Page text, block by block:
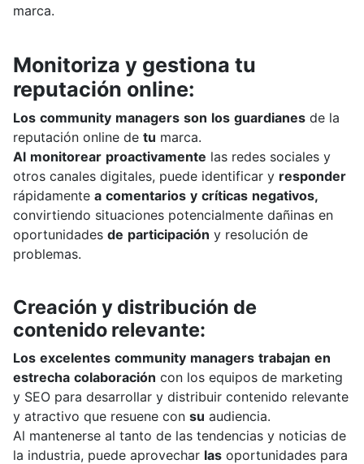
marca.
Monitoriza y gestiona tu
reputación online:
Los community managers son los guardianes de la
reputación online de tu marca.
Al monitorear proactivamente las redes sociales y
otros canales digitales, puede identificar y responder
rápidamente a comentarios y críticas negativos,
convirtiendo situaciones potencialmente dañinas en
oportunidades de participación y resolución de
problemas.
Creación y distribución de
contenido relevante:
Los excelentes community managers trabajan en
estrecha colaboración con los equipos de marketing
y SEO para desarrollar y distribuir contenido relevante
y atractivo que resuene con su audiencia.
Al mantenerse al tanto de las tendencias y noticias de
la industria, puede aprovechar las oportunidades para